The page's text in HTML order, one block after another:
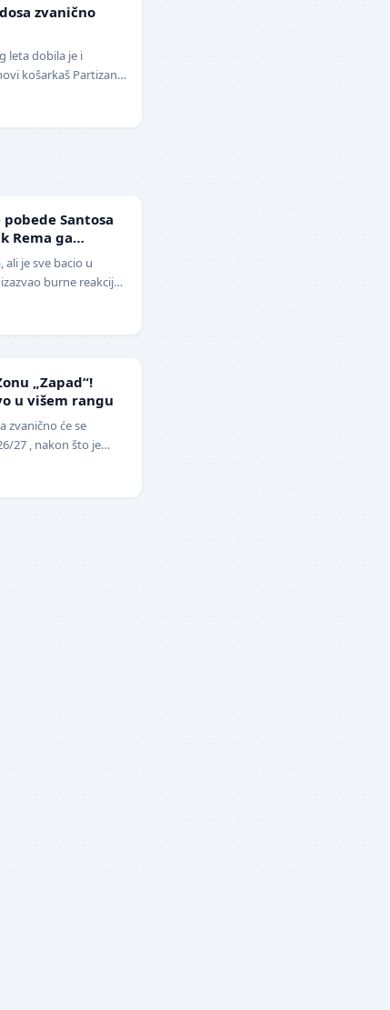
zvanično
leta dobila je i
košarkaš Partizana.
Santosa
Rema ga
(VIDEO)
ali je sve bacio u
burne reakcije.
„Zapad“!
u višem rangu
zvanično će se
27 , nakon što je